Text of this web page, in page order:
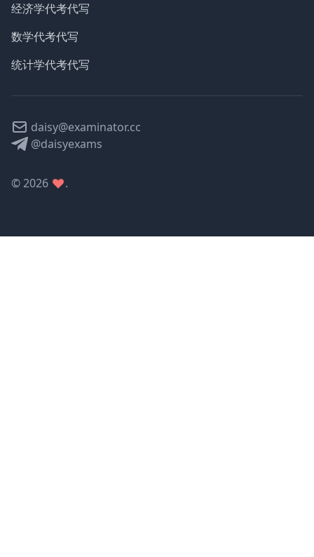
经济学代考代写
数学代考代写
统计学代考代写
daisy@examinator.cc
@daisyexams
©2026 .